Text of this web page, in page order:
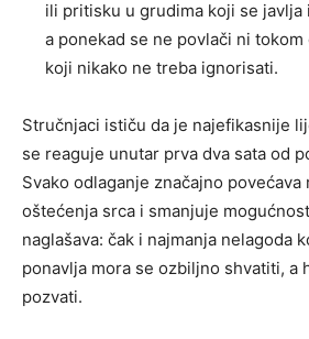
ili pritisku u grudima koji se javlja
a ponekad se ne povlači ni
koji nikako ne treba ignorisati.
Stručnjaci ističu da je najefikasnije
se reaguje unutar prva dva sata od
Svako odlaganje značajno
oštećenja srca i smanjuje
naglašava: čak i najmanja nelagoda
ponavlja mora se ozbiljno shvatiti, a
pozvati.